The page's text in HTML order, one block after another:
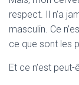
respect. Il n’a
masculin. Ce
ce que sont les
Et ce n’est